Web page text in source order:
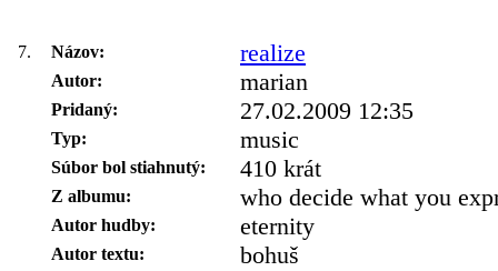
7. Názov: realize
Autor: marian
Pridaný: 27.02.2009 12:35
Typ: music
Súbor bol stiahnutý: 410 krát
Z albumu: who decide what you
Autor hudby: eternity
Autor textu: bohuš